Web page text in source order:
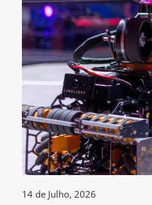
14 de Julho, 2026